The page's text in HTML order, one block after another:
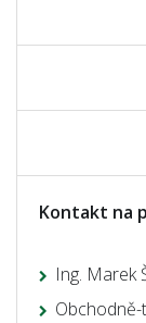
Kontakt na
Ing. Marek
Obchodně-